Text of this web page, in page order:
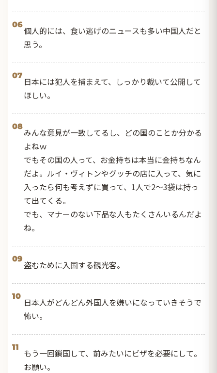
06
個人的には、食い逃げのニュースも多い中国人だと
思う。
07
日本には犯人を捕まえて、しっかり裁いて公開して
ほしい。
08
みんな意見が一致してるし、どの国のことか分かる
よねｗ
でもその国の人って、お金持ちは本当に金持ちなん
だよ。ルイ・ヴィトンやグッチの店に入って、気に
入ったら何も考えずに買って、1人で2〜3袋は持っ
て出てくる。
でも、マナーのない下品な人もたくさんいるんだよ
ね。
09
盗むために入国する観光客。
10
日本人がどんどん外国人を嫌いになっていきそうで
怖い。
11
もう一回鎖国して、前みたいにビザを必要にして。
お願い。